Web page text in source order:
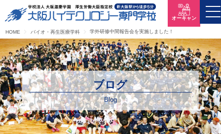
HOME バイオ・再生医療学科 学外研修中間報告会を実施しました！
オーキャン
ブログ
Blog